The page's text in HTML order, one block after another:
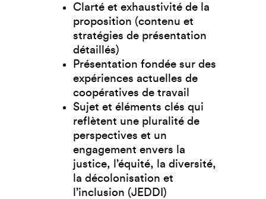
Clarté et exhaustivité de la
proposition (contenu et
stratégies de présentation
détaillés)
Présentation fondée sur des
expériences actuelles de
coopératives de travail
Sujet et éléments clés qui
reflètent une pluralité de
perspectives et un
engagement envers la
justice, l’équité, la diversité,
la décolonisation et
l’inclusion (JEDDI)